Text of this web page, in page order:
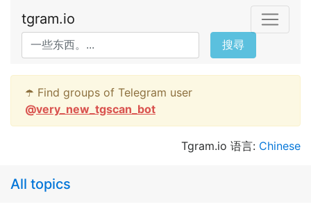
tgram.io
搜尋
☂️ Find groups of Telegram user
@very_new_tgscan_bot
Tgram.io 语言: Chinese
All topics